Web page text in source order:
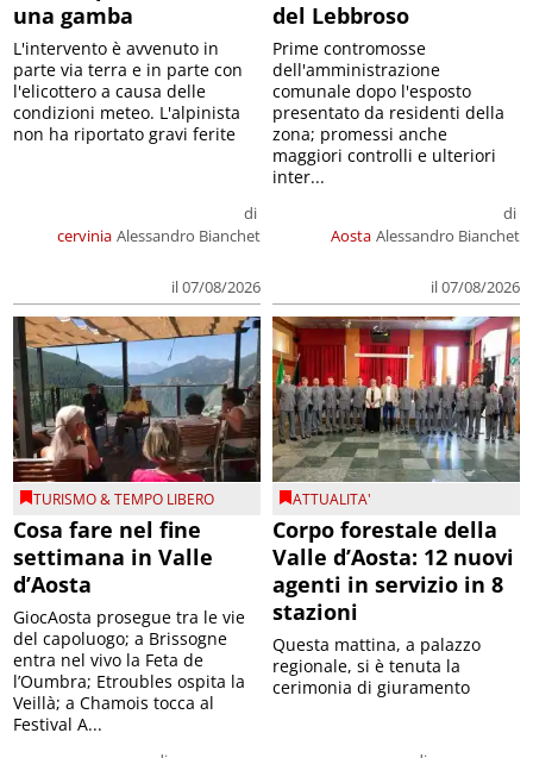
una gamba
cervinia
di
Alessandro Bianchet
il 07/08/2026
L'intervento è avvenuto in
parte via terra e in parte con
l'elicottero a causa delle
condizioni meteo. L'alpinista
non ha riportato gravi ferite
del Lebbroso
Aosta
di
Alessandro Bianchet
il 07/08/2026
Prime contromosse
dell'amministrazione
comunale dopo l'esposto
presentato da residenti della
zona; promessi anche
maggiori controlli e ulteriori
inter...
TURISMO & TEMPO LIBERO
Cosa fare nel fine
settimana in Valle
d’Aosta
GiocAosta prosegue tra le vie
del capoluogo; a Brissogne
entra nel vivo la Feta de
l’Oumbra; Etroubles ospita la
Veillà; a Chamois tocca al
Festival A...
ATTUALITA'
Corpo forestale della
Valle d’Aosta: 12 nuovi
agenti in servizio in 8
stazioni
Questa mattina, a palazzo
regionale, si è tenuta la
cerimonia di giuramento